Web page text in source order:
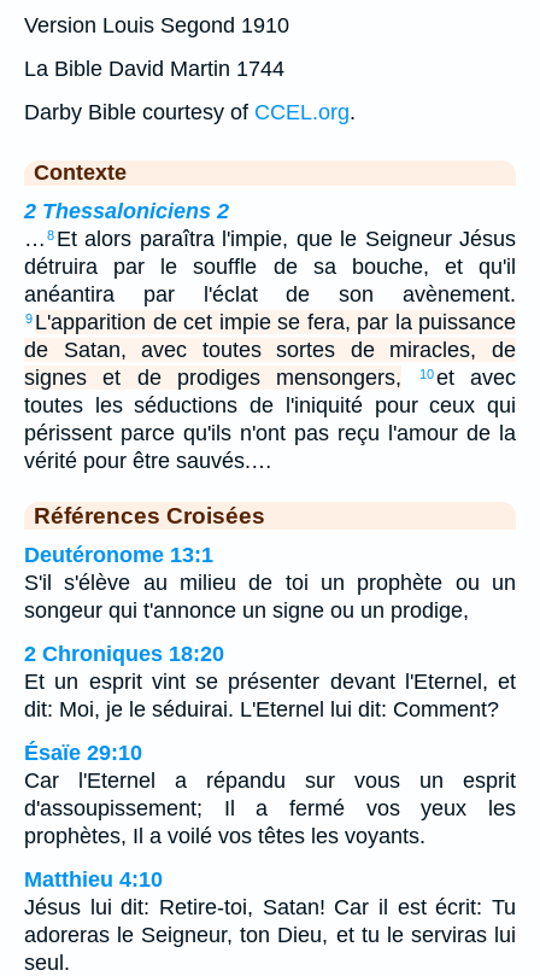
Version Louis Segond 1910
La Bible David Martin 1744
Darby Bible courtesy of CCEL.org.
Contexte
2 Thessaloniciens 2
… 8 Et alors paraîtra l'impie, que le Seigneur Jésus
détruira par le souffle de sa bouche, et qu'il
anéantira par l'éclat de son avènement.
9 L'apparition de cet impie se fera, par la puissance
de Satan, avec toutes sortes de miracles, de
signes et de prodiges mensongers,
10et avec
toutes les séductions de l'iniquité pour ceux qui
périssent parce qu'ils n'ont pas reçu l'amour de la
vérité pour être sauvés.…
Références Croisées
Deutéronome 13:1
S'il s'élève au milieu de toi un prophète ou un
songeur qui t'annonce un signe ou un prodige,
2 Chroniques 18:20
Et un esprit vint se présenter devant l'Eternel, et
dit: Moi, je le séduirai. L'Eternel lui dit: Comment?
Ésaïe 29:10
Car l'Eternel a répandu sur vous un esprit
d'assoupissement; Il a fermé vos yeux les
prophètes, Il a voilé vos têtes les voyants.
Matthieu 4:10
Jésus lui dit: Retire-toi, Satan! Car il est écrit: Tu
adoreras le Seigneur, ton Dieu, et tu le serviras lui
seul.